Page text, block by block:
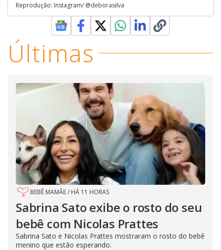
Reprodução: Instagram/ @deborasilva
Últimas
BEBÊ MAMÃE/ HÁ 11 HORAS
Sabrina Sato exibe o rosto do seu
bebê com Nicolas Prattes
Sabrina Sato e Nicolas Prattes mostraram o rosto do bebê
menino que estão esperando.